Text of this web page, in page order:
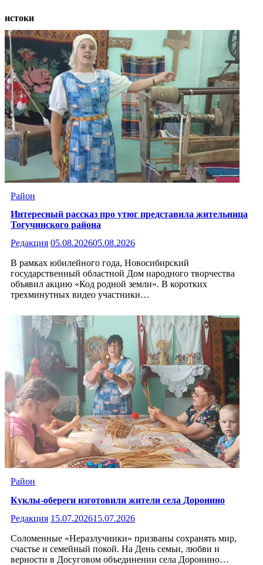
истоки
Район
Интересный рассказ про утюг представила жительница
Тогучинского района
Редакция 05.08.202605.08.2026
В рамках юбилейного года, Новосибирский
государственный областной Дом народного творчества
объявил акцию «Код родной земли». В коротких
трехминутных видео участники…
Район
Куклы-обереги изготовили жители села Доронино
Редакция 15.07.202615.07.2026
Соломенные «Неразлучники» призваны сохранять мир,
счастье и семейный покой. На День семьи, любви и
верности в Досуговом объединении села Доронино…